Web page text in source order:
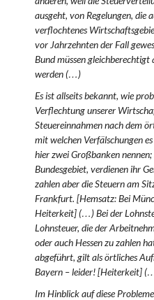
ausgeht, von Regelungen, die
verflochtenes
vor Jahrzehnten der Fall
Bund müssen
werden (…)
Es ist allseits bekannt, wie
Verflechtung unserer
Steuereinnahmen nach dem
mit welchen Verfälschungen
hier zwei Großbanken
Bundesgebiet, verdienen ihr
zahlen aber die Steuern am
Frankfurt. [Hemsatz: Bei
Heiterkeit] (…) Bei der
Lohnsteuer, die der
oder auch Hessen zu zahlen
abgeführt, gilt als örtliches
Bayern – leider! [Heiterkeit]
Im Hinblick auf diese